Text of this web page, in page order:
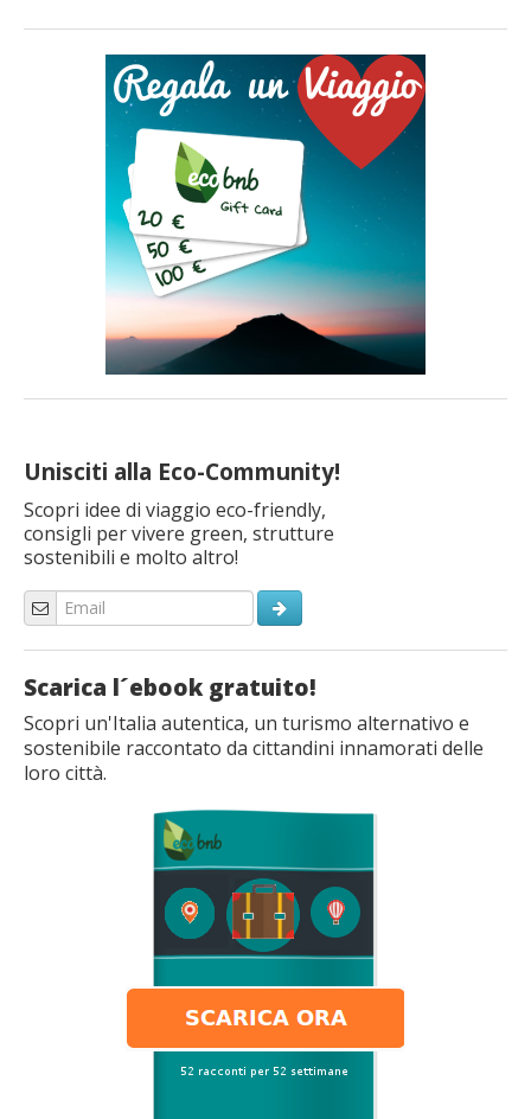
Unisciti alla Eco-Community!
Scopri idee di viaggio eco-friendly,
consigli per vivere green, strutture
sostenibili e molto altro!
Scarica l´ebook gratuito!
Scopri un'Italia autentica, un turismo alternativo e
sostenibile raccontato da cittandini innamorati delle
loro città.
paesaggi di meravigliose montagne? Lasciati coccolare in uno
di questi 12 hotel e agriturismi eco-friendly, tuffati in bellissime
piscine con vista e scopri il piacere di trascorrere le tue […]